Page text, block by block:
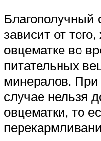
Благополучный
зависит от
овцематке во
питательных
минералов. При
случае нельзя
овцематки, то